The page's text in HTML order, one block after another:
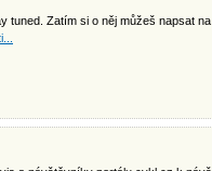
tuned. Zatím si o něj můžeš napsat